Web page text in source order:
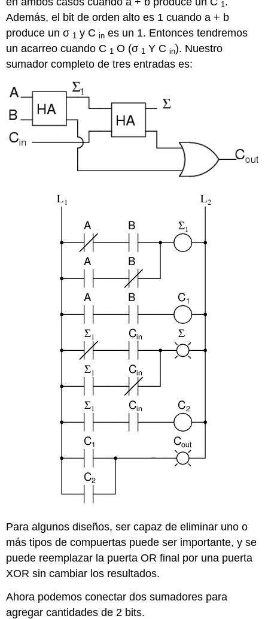
1
Además, el bit de orden alto es 1 cuando a + b
produce un σ 1 y Cin es un 1. Entonces tendremos
un acarreo cuando C 1 O (σ 1 Y Cin). Nuestro
sumador completo de tres entradas es:
Para algunos diseños, ser capaz de eliminar uno o
más tipos de compuertas puede ser importante, y se
puede reemplazar la puerta OR final por una puerta
XOR sin cambiar los resultados.
Ahora podemos conectar dos sumadores para
agregar cantidades de 2 bits.